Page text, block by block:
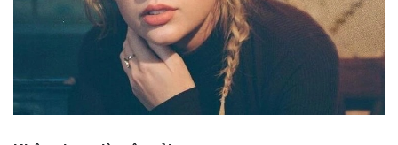
Cuộc sống đó đây
Video
Ảnh
E-Magazine
Infographic